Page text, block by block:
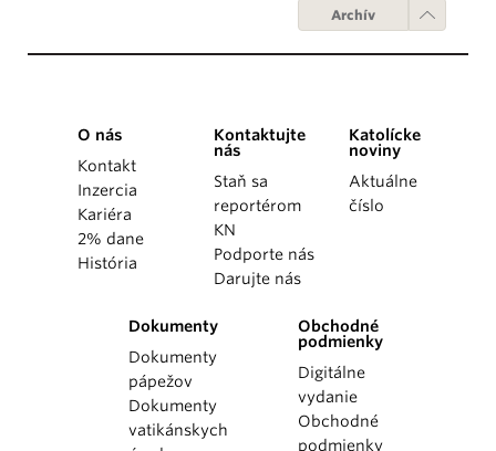
Archív
O nás
Kontakt
Inzercia
Kariéra
2% dane
História
Kontaktujte
nás
Staň sa
reportérom
KN
Podporte nás
Darujte nás
Katolícke
noviny
Aktuálne
číslo
Dokumenty
Dokumenty
pápežov
Dokumenty
vatikánskych
Obchodné
podmienky
Digitálne
vydanie
Obchodné
podmienky